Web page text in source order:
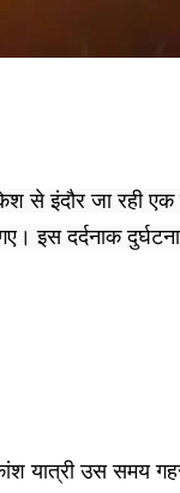
से इंदौर जा रही
दर्दनाक दुर्घटना
यात्री उस समय